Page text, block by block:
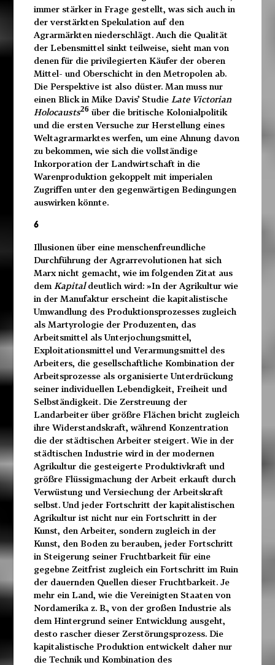
immer stärker in Frage gestellt, was sich auch in
der verstärkten Spekulation auf den
Agrarmärkten niederschlägt. Auch die Qualität
der Lebensmittel sinkt teilweise, sieht man von
denen für die privilegierten Käufer der oberen
Mittel- und Oberschicht in den Metropolen ab.
Die Perspektive ist also düster. Man muss nur
einen Blick in Mike Davis’ Studie Late Victorian
Holocausts26 über die britische Kolonialpolitik
und die ersten Versuche zur Herstellung eines
Weltagrarmarktes werfen, um eine Ahnung davon
zu bekommen, wie sich die vollständige
Inkorporation der Landwirtschaft in die
Warenproduktion gekoppelt mit imperialen
Zugriffen unter den gegenwärtigen Bedingungen
auswirken könnte.
6
Illusionen über eine menschenfreundliche
Durchführung der Agrarrevolutionen hat sich
Marx nicht gemacht, wie im folgenden Zitat aus
dem Kapitaldeutlich wird: »In der Agrikultur wie
in der Manufaktur erscheint die kapitalistische
Umwandlung des Produktionsprozesses zugleich
als Martyrologie der Produzenten, das
Arbeitsmittel als Unterjochungsmittel,
Exploitationsmittel und Verarmungsmittel des
Arbeiters, die gesellschaftliche Kombination der
Arbeitsprozesse als organisierte Unterdrückung
seiner individuellen Lebendigkeit, Freiheit und
Selbständigkeit. Die Zerstreuung der
Landarbeiter über größre Flächen bricht zugleich
ihre Widerstandskraft, während Konzentration
die der städtischen Arbeiter steigert. Wie in der
städtischen Industrie wird in der modernen
Agrikultur die gesteigerte Produktivkraft und
größre Flüssigmachung der Arbeit erkauft durch
Verwüstung und Versiechung der Arbeitskraft
selbst. Und jeder Fortschritt der kapitalistischen
Agrikultur ist nicht nur ein Fortschritt in der
Kunst, den Arbeiter, sondern zugleich in der
Kunst, den Boden zu berauben, jeder Fortschritt
in Steigerung seiner Fruchtbarkeit für eine
gegebne Zeitfrist zugleich ein Fortschritt im Ruin
der dauernden Quellen dieser Fruchtbarkeit. Je
mehr ein Land, wie die Vereinigten Staaten von
Nordamerika z. B., von der großen Industrie als
dem Hintergrund seiner Entwicklung ausgeht,
desto rascher dieser Zerstörungsprozess. Die
kapitalistische Produktion entwickelt daher nur
die Technik und Kombination des